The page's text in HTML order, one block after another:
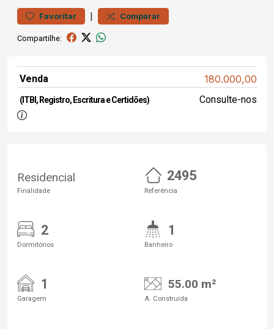
Favoritar | Comparar
Compartilhe:
Venda 180.000,00
(ITBI, Registro, Escritura e Certidões) Consulte-nos
Residencial
Finalidade
2495
Referência
2
Dormitórios
1
Banheiro
1
Garagem
55.00 m²
A. Construída